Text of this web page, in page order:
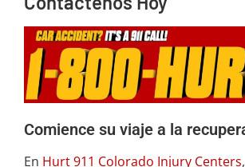
Comience su viaje a la
En Hurt 911 Colorado Injury Centers